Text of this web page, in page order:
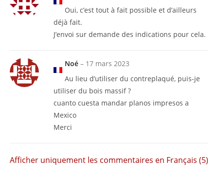
Oui, c’est tout à fait possible et d’ailleurs
déjà fait.
J’envoi sur demande des indications pour cela.
Noé – 17 mars 2023
Au lieu d’utiliser du contreplaqué, puis-je
utiliser du bois massif ?
cuanto cuesta mandar planos impresos a
Mexico
Merci
Afficher uniquement les commentaires en Français (5)